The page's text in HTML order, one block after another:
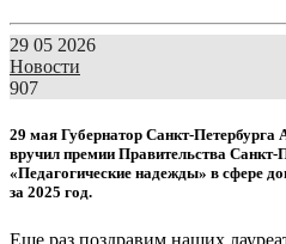
29 05 2026
Новости
907
29 мая Губернатор Санкт-Петербурга
вручил премии Правительства
«Педагогические надежды» в сфере
за 2025 год.
Еще раз поздравим наших